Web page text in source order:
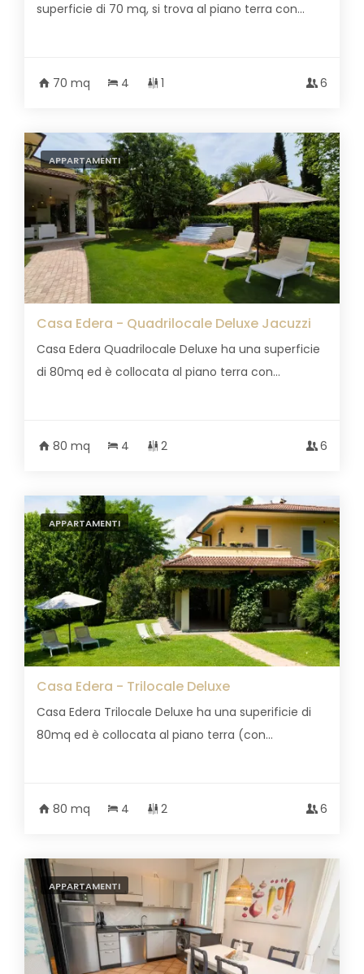
superficie di 70 mq, si trova al piano terra con...
70 mq 4 1 6
APPARTAMENTI
Casa Edera - Quadrilocale Deluxe Jacuzzi
Casa Edera Quadrilocale Deluxe ha una superficie
di 80mq ed è collocata al piano terra con...
80 mq 4 2 6
APPARTAMENTI
Casa Edera - Trilocale Deluxe
Casa Edera Trilocale Deluxe ha una superificie di
80mq ed è collocata al piano terra (con...
80 mq 4 2 6
APPARTAMENTI